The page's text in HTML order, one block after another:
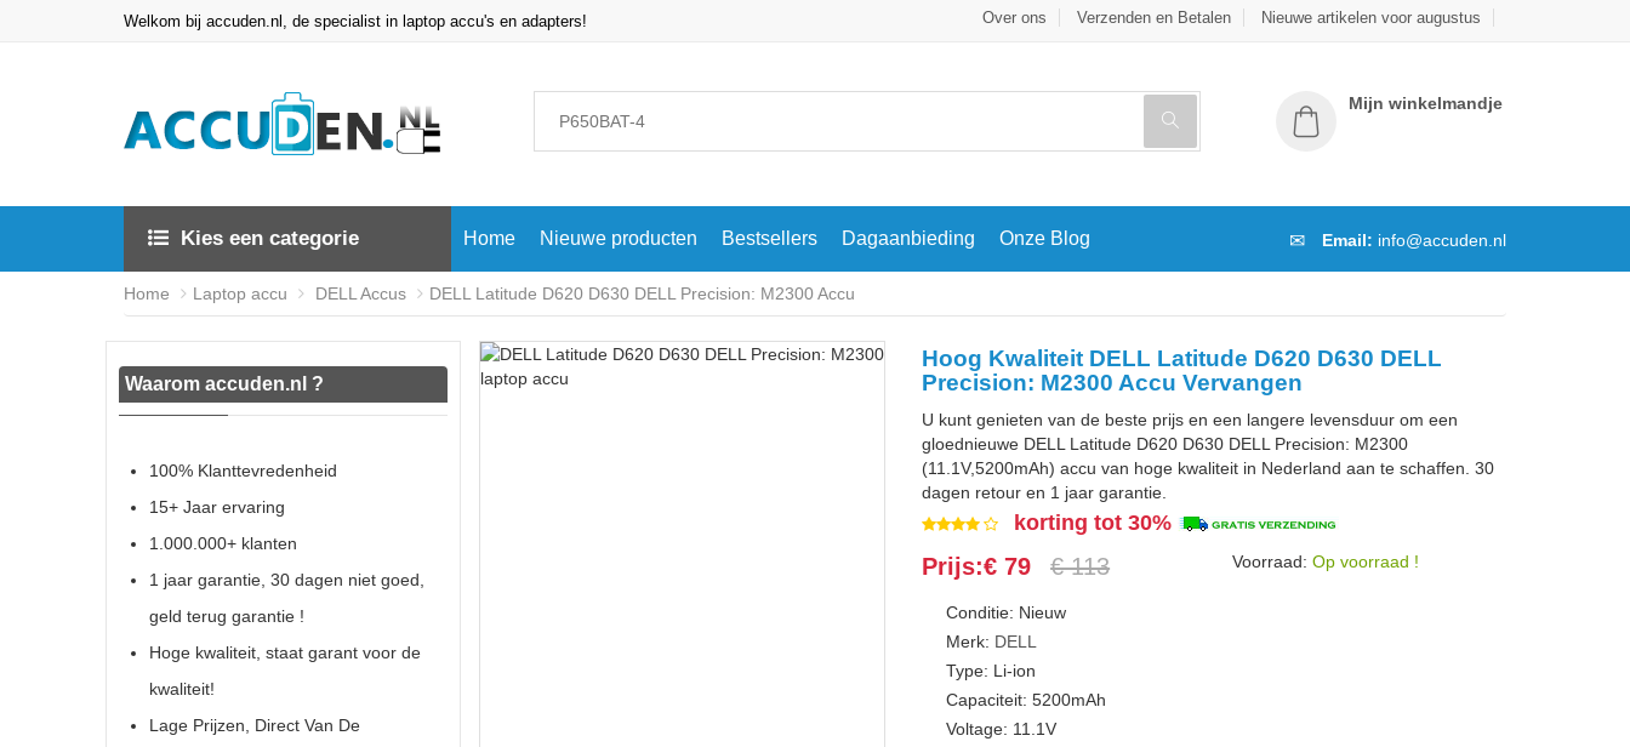
Welkom bij accuden.nl, de specialist in laptop accu's en adapters! Over ons Verzenden en Betalen Nieuwe artikelen voor augustus
Mijn winkelmandje
Kies een categorie Home Nieuwe producten Bestsellers Dagaanbieding Onze Blog Email: info@accuden.nl
Home Laptop accu DELL Accus DELL Latitude D620 D630 DELL Precision: M2300 Accu
Waarom accuden.nl ?
100% Klanttevredenheid
15+ Jaar ervaring
1.000.000+ klanten
1 jaar garantie, 30 dagen niet goed,
geld terug garantie !
Hoge kwaliteit, staat garant voor de
kwaliteit!
Lage Prijzen, Direct Van De
Hoog Kwaliteit DELL Latitude D620 D630 DELL
Precision: M2300 Accu Vervangen
U kunt genieten van de beste prijs en een langere levensduur om een
gloednieuwe DELL Latitude D620 D630 DELL Precision: M2300
(11.1V,5200mAh) accu van hoge kwaliteit in Nederland aan te schaffen. 30
dagen retour en 1 jaar garantie.
korting tot 30%
Prijs:€ 79 € 113 Voorraad:Op voorraad !
Conditie: Nieuw
Merk: DELL
Type: Li-ion
Capaciteit: 5200mAh
Voltage: 11.1V